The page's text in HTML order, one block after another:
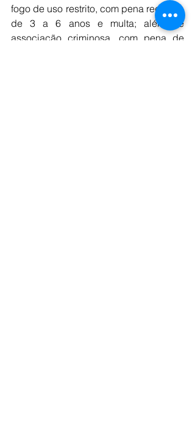
fogo de uso restrito, com pena reclusão
de 3 a 6 anos e multa; além de
associação criminosa, com pena de